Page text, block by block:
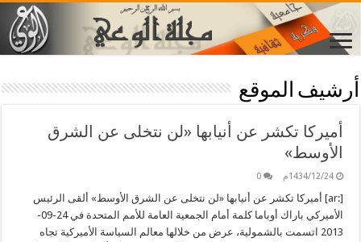
أرشيف الموقع
أميركا تكشر عن أنيابها «لن نتخلى عن الشرق
الأوسط»
1434/12/24م 0
[:ar] أميركا تكشر عن أنيابها «لن نتخلى عن الشرق الأوسط» ألقى الرئيس
الأميركي باراك أوباما كلمة أمام الجمعية العامة للأمم المتحدة في 24-09-
2013 اتسمت بالشمولية، عرض من خلالها معالم السياسة الأميركية تجاه